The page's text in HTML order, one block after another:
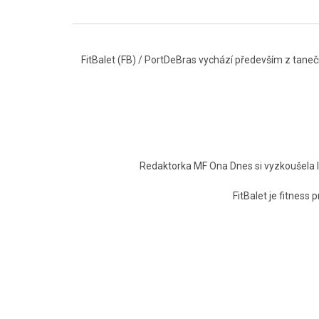
FitBalet (FB) / PortDeBras vychází především z
Redaktorka MF Ona Dnes si
FitBalet je fitness